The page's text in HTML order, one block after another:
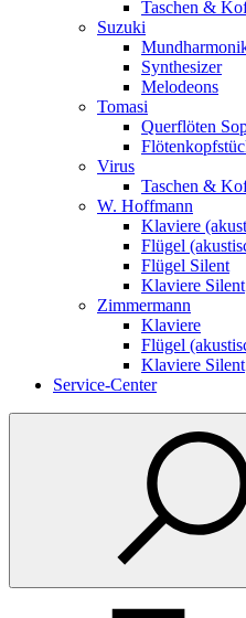
Taschen &
Suzuki
Synthesizer
Melodeons
Tomasi
Querflöten
Virus
Taschen &
W. Hoffmann
Klaviere
Flügel
Flügel Silent
Klaviere Silent
Zimmermann
Klaviere
Flügel
Klaviere Silent
Service-Center